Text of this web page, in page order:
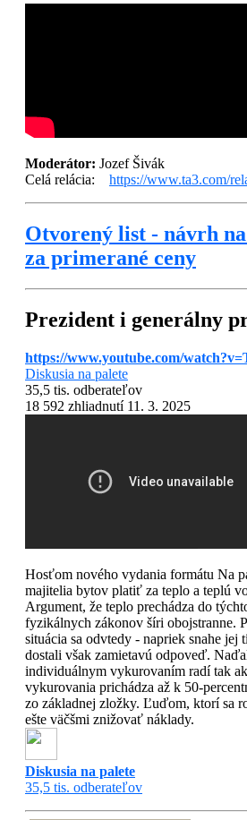
Moderátor: Jozef Šivák
Celá relácia: https://www.ta3.com/
Otvorený list - návrh
za primerané ceny
Prezident i generálny
https://www.youtube.com/
Diskusia na palete
35,5 tis. odberateľov
18 592 zhliadnutí 11. 3. 2025
Hosťom nového vydania formátu Na
majitelia bytov platiť za teplo a teplú
Argument, že teplo prechádza do
fyzikálnych zákonov šíri obojstranne.
situácia sa odvtedy - napriek snahe
dostali však zamietavú odpoveď.
individuálnym vykurovaním radí tak
vykurovania prichádza až k 50-
zo základnej zložky. Ľuďom, ktorí sa
ešte väčšmi znižovať náklady.
Diskusia na palete
35,5 tis. odberateľov